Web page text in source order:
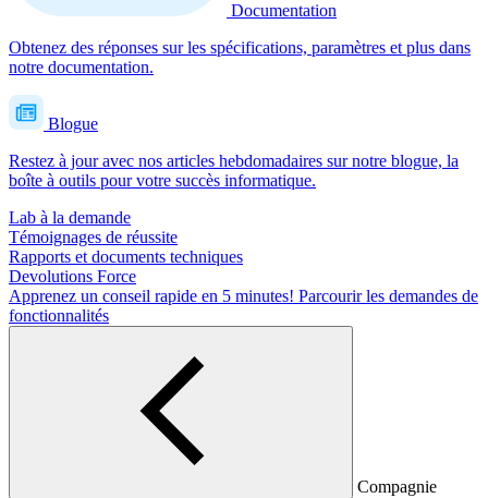
Documentation
Obtenez des réponses sur les spécifications, paramètres et plus dans
notre documentation.
Blogue
Restez à jour avec nos articles hebdomadaires sur notre blogue, la
boîte à outils pour votre succès informatique.
Lab à la demande
Témoignages de réussite
Rapports et documents techniques
Devolutions Force
Apprenez un conseil rapide en 5 minutes! Parcourir les demandes de
fonctionnalités
Compagnie